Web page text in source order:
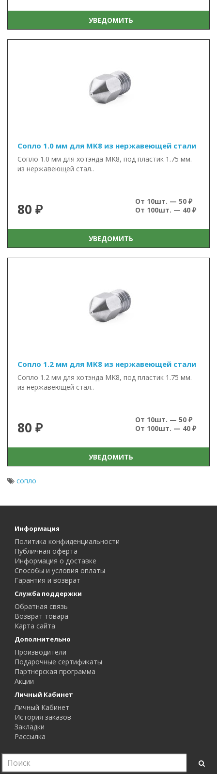
УВЕДОМИТЬ
Сопло 1.0 мм для MK8 из нержавеющей стали
Сопло 1.0 мм для хотэнда MK8, под пластик 1.75 мм.
из нержавеющей стал..
80 ₽
От 10шт. — 50 ₽
От 100шт. — 40 ₽
УВЕДОМИТЬ
Сопло 1.2 мм для MK8 из нержавеющей стали
Сопло 1.2 мм для хотэнда MK8, под пластик 1.75 мм.
из нержавеющей стал..
80 ₽
От 10шт. — 50 ₽
От 100шт. — 40 ₽
УВЕДОМИТЬ
сопло
Информация
Политика конфиденциальности
Публичная оферта
Информация о доставке
Способы и условия оплаты
Гарантия и возврат
Служба поддержки
Обратная связь
Возврат товара
Карта сайта
Дополнительно
Производители
Подарочные сертификаты
Партнерская программа
Акции
Личный Кабинет
Личный Кабинет
История заказов
Закладки
Рассылка
Купить Arduino в Санкт-Петербурге